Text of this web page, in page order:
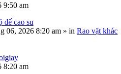
9:50 am
đế cao su
06, 2026 8:20 am » in Rao vặt khác
8:20 am